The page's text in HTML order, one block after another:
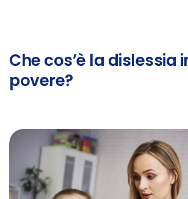
Che cos’è la dislessia
povere?